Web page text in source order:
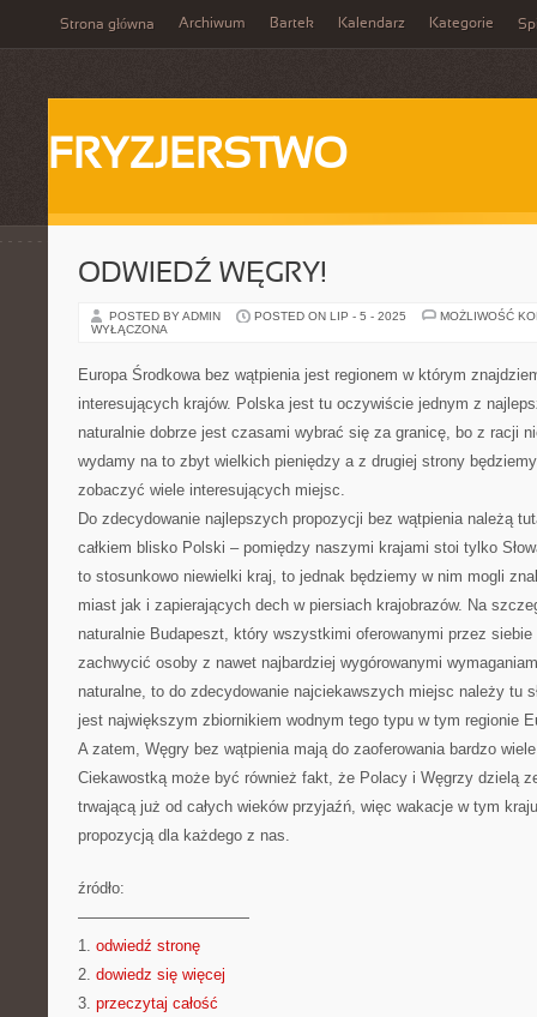
Strona główna Archiwum Bartek Kalendarz Kategorie
FRYZJERSTWO
ODWIEDŹ WĘGRY!
POSTED BY ADMIN POSTED ON LIP - 5 - 2025
MOŻLIWOŚĆ
WYŁĄCZONA
Europa Środkowa bez wątpienia jest regionem w którym
interesujących krajów. Polska jest tu oczywiście jednym z
naturalnie dobrze jest czasami wybrać się za granicę, bo z racji
wydamy na to zbyt wielkich pieniędzy a z drugiej strony
zobaczyć wiele interesujących miejsc.
Do zdecydowanie najlepszych propozycji bez wątpienia należą
całkiem blisko Polski – pomiędzy naszymi krajami stoi tylko
to stosunkowo niewielki kraj, to jednak będziemy w nim mogli
miast jak i zapierających dech w piersiach krajobrazów. Na
naturalnie Budapeszt, który wszystkimi oferowanymi przez siebie
zachwycić osoby z nawet najbardziej wygórowanymi
naturalne, to do zdecydowanie najciekawszych miejsc należy tu
jest największym zbiornikiem wodnym tego typu w tym regionie
A zatem, Węgry bez wątpienia mają do zaoferowania bardzo
Ciekawostką może być również fakt, że Polacy i Węgrzy dzielą
trwającą już od całych wieków przyjaźń, więc wakacje w tym
propozycją dla każdego z nas.
źródło:
———————————
1. odwiedź stronę
2. dowiedz się więcej
3. przeczytaj całość